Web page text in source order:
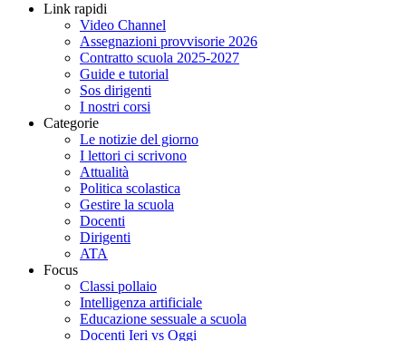
Link rapidi
Video Channel
Assegnazioni provvisorie 2026
Contratto scuola 2025-2027
Guide e tutorial
Sos dirigenti
I nostri corsi
Categorie
Le notizie del giorno
I lettori ci scrivono
Attualità
Politica scolastica
Gestire la scuola
Docenti
Dirigenti
ATA
Focus
Classi pollaio
Intelligenza artificiale
Educazione sessuale a scuola
Docenti Ieri vs Oggi